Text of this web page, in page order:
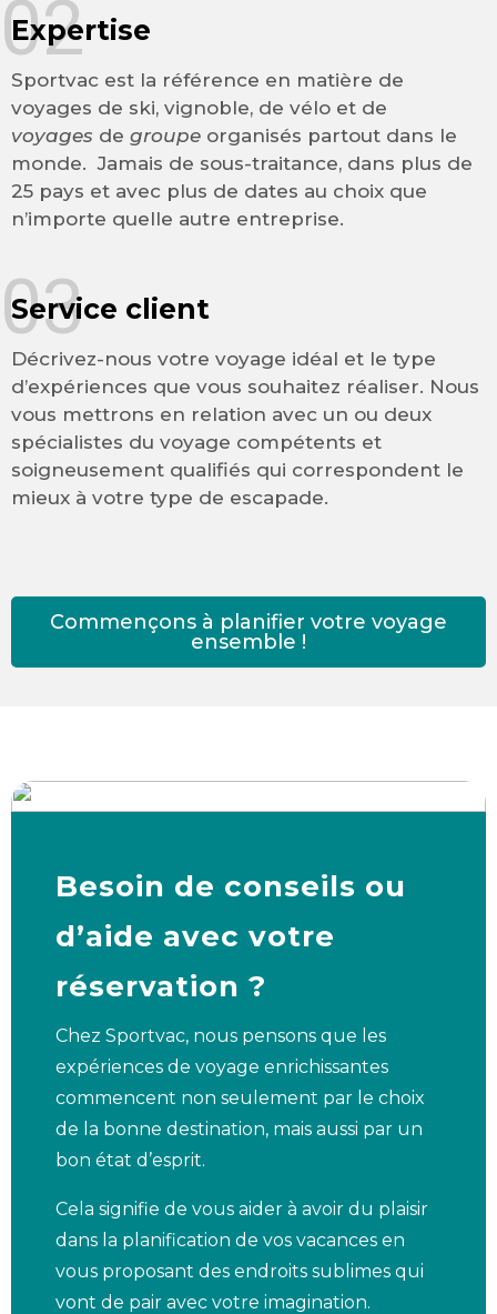
Expertise
Sportvac est la référence en matière de
voyages de ski, vignoble, de vélo et de
voyages de groupe organisés partout dans le
monde. Jamais de sous-traitance, dans plus de
25 pays et avec plus de dates au choix que
n’importe quelle autre entreprise.
02
Service client
Décrivez-nous votre voyage idéal et le type
d’expériences que vous souhaitez réaliser. Nous
vous mettrons en relation avec un ou deux
spécialistes du voyage compétents et
soigneusement qualifiés qui correspondent le
mieux à votre type de escapade.
03
Commençons à planifier votre voyage
ensemble !
Besoin de conseils ou
d’aide avec votre
réservation ?
Chez Sportvac, nous pensons que les
expériences de voyage enrichissantes
commencent non seulement par le choix
de la bonne destination, mais aussi par un
bon état d’esprit.
Cela signifie de vous aider à avoir du plaisir
dans la planification de vos vacances en
vous proposant des endroits sublimes qui
vont de pair avec votre imagination.